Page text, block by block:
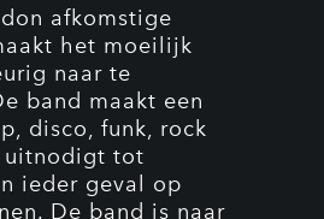
afkomstige
het moeilijk
naar te
band maakt een
disco, funk, rock
uitnodigt tot
ieder geval op
De band is naar